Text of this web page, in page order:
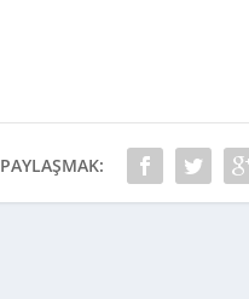
PAYLAŞMAK: